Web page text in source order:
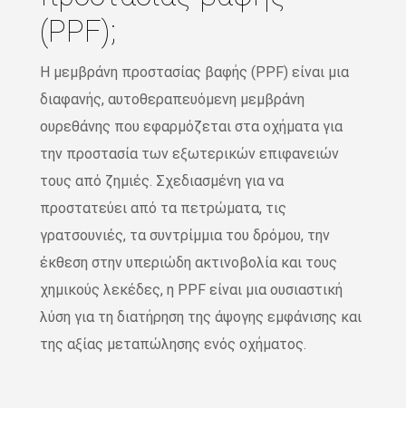
(PPF);
Η μεμβράνη προστασίας βαφής (PPF) είναι μια
διαφανής, αυτοθεραπευόμενη μεμβράνη
ουρεθάνης που εφαρμόζεται στα οχήματα για
την προστασία των εξωτερικών επιφανειών
τους από ζημιές. Σχεδιασμένη για να
προστατεύει από τα πετρώματα, τις
γρατσουνιές, τα συντρίμμια του δρόμου, την
έκθεση στην υπεριώδη ακτινοβολία και τους
χημικούς λεκέδες, η PPF είναι μια ουσιαστική
λύση για τη διατήρηση της άψογης εμφάνισης και
της αξίας μεταπώλησης ενός οχήματος.